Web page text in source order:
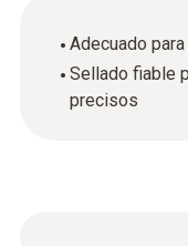
Adecuado
Sellado fiable
precisos